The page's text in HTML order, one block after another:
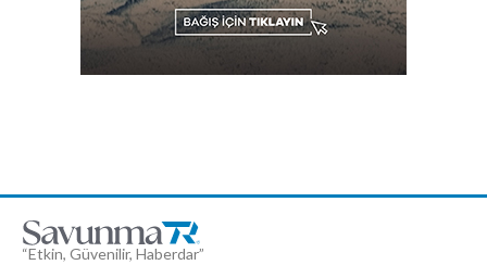
“Etkin, Güvenilir, Haberdar”